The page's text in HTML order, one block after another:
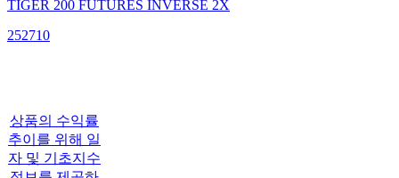
TIGER 200 FUTURES INVERSE 2X
252710
상품의 수익률
추이를 위해 일
자 및 기초지수